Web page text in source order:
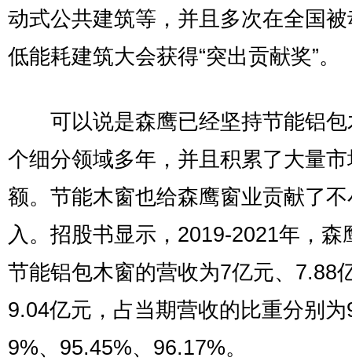
动式公共建筑等，并且多次在全国
低能耗建筑大会获得“突出贡献奖”。
可以说是森鹰已经坚持节能铝包
个细分领域多年，并且积累了大量
额。节能木窗也给森鹰窗业贡献了
入。招股书显示，2019-2021年，森
节能铝包木窗的营收为7亿元、7.88
9.04亿元，占当期营收的比重分别为
9%、95.45%、96.17%。